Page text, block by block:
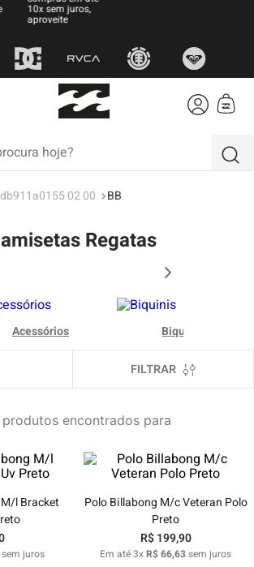
10x sem juros,
aproveite
02 00 BB
Regatas
Acessórios Biquinis
FILTRAR
produtos
l Bracket
sem juros
Polo Billabong M/c Veteran Polo
Preto
R$ 199,90
Em até3xR$66,63sem juros